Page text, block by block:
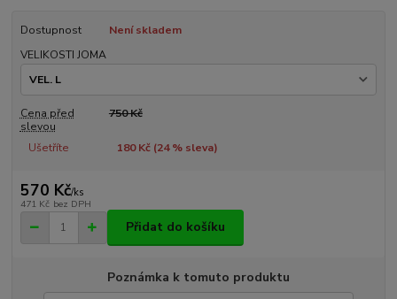
Dostupnost
Není skladem
VELIKOSTI JOMA
Cena před
slevou
750 Kč
Ušetříte 180 Kč (24% sleva)
570 Kč/ks
471 Kč bez DPH
Přidat do košíku
Poznámka k tomuto produktu